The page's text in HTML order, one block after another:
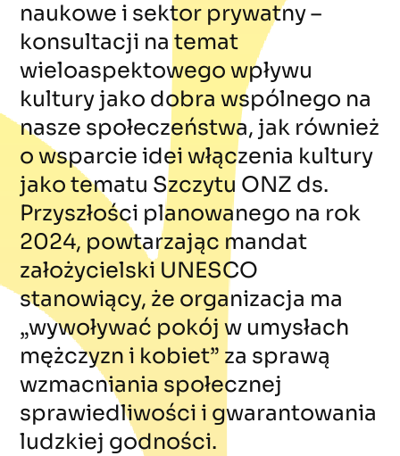
naukowe i sektor prywatny –
konsultacji na temat
wieloaspektowego wpływu
kultury jako dobra wspólnego na
nasze społeczeństwa, jak również
o wsparcie idei włączenia kultury
jako tematu Szczytu ONZ ds.
Przyszłości planowanego na rok
2024, powtarzając mandat
założycielski UNESCO
stanowiący, że organizacja ma
„wywoływać pokój w umysłach
mężczyzn i kobiet” za sprawą
wzmacniania społecznej
sprawiedliwości i gwarantowania
ludzkiej godności.